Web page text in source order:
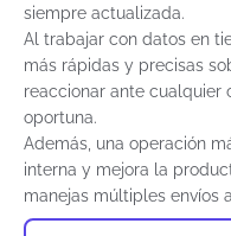
siempre actualizada.
Al trabajar con datos en
más rápidas y precisas
reaccionar ante cualquier
oportuna.
Además, una operación
interna y mejora la
manejas múltiples envíos